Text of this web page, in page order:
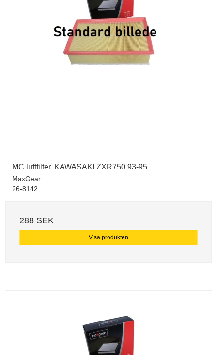
MC luftfilter. KAWASAKI ZXR750 93-95
MaxGear
26-8142
288 SEK
Visa produkten